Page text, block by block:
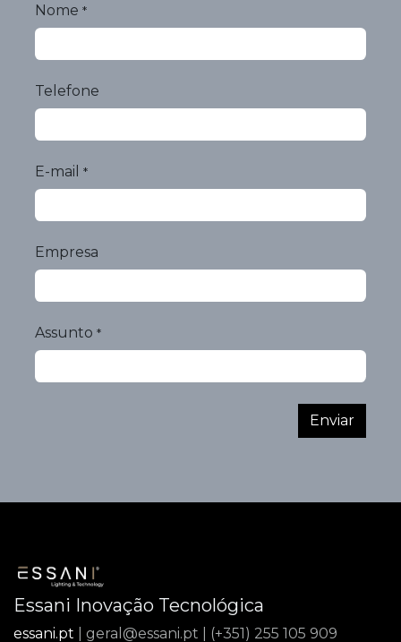
Nome *
Telefone
E-mail *
Empresa
Assunto *
Enviar
Essani Inovação Tecnológica
essani.pt | geral@essani.pt | (+351) 255 105 909